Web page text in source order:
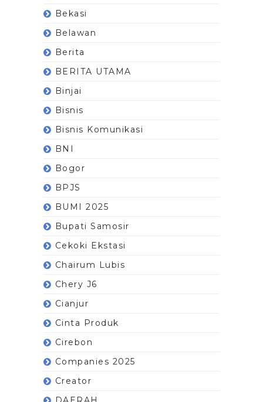
Bekasi
Belawan
Berita
BERITA UTAMA
Binjai
Bisnis
Bisnis Komunikasi
BNI
Bogor
BPJS
BUMI 2025
Bupati Samosir
Cekoki Ekstasi
Chairum Lubis
Chery J6
Cianjur
Cinta Produk
Cirebon
Companies 2025
Creator